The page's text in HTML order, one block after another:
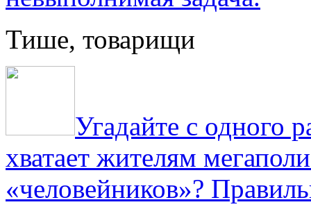
Тише, товарищи
Угадайте с одного
хватает жителям
«человейников»?